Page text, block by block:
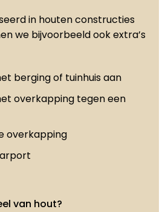
in houten constructies
we bijvoorbeeld ook extra’s
berging of tuinhuis aan
overkapping tegen een
overkapping
van hout?